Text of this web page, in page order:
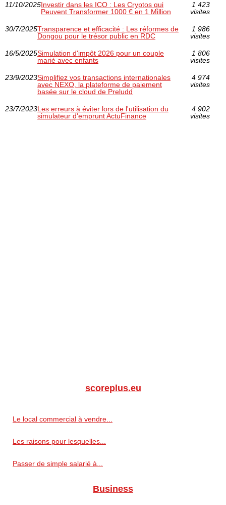
11/10/2025Investir dans les ICO : Les Cryptos qui
Peuvent Transformer 1000 € en 1 Million
1 423
visites
30/7/2025Transparence et efficacité : Les réformes de
Dongou pour le trésor public en RDC
1 986
visites
16/5/2025Simulation d'impôt 2026 pour un couple
marié avec enfants
1 806
visites
23/9/2023Simplifiez vos transactions internationales
avec NEXO, la plateforme de paiement
basée sur le cloud de Preludd
4 974
visites
23/7/2023Les erreurs à éviter lors de l'utilisation du
simulateur d'emprunt ActuFinance
4 902
visites
scoreplus.eu
Le local commercial à vendre...
Les raisons pour lesquelles...
Passer de simple salarié à...
Business